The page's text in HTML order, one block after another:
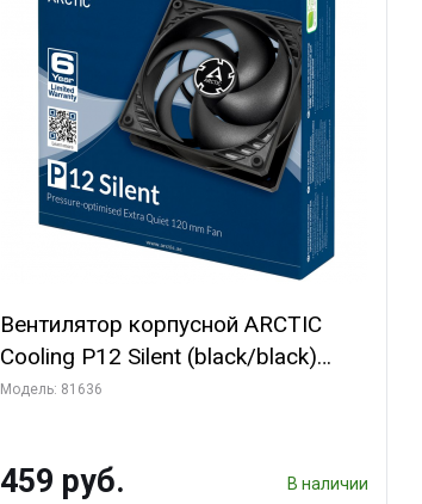
Вентилятор корпусной ARCTIC
Cooling P12 Silent (black/black)
(ACFAN00130A)
Модель: 81636
459 руб. В наличии